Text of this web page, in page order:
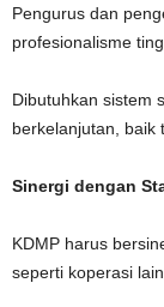
Pengurus dan
profesionalisme
Dibutuhkan sistem
berkelanjutan, baik
Sinergi dengan
KDMP harus
seperti koperasi